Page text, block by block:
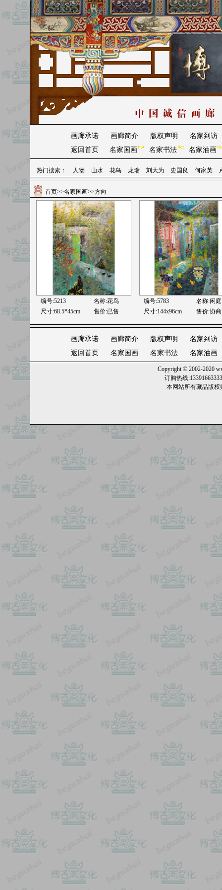
画廊承诺 画廊简介 版权声明
名家到访
返回首页
名家国画 名家书法 名家油画
热门搜索： 人物 山水 花鸟 龙瑞 刘大为 史国良 何家英
首页>>名家国画>>方向
编号:5213
名称:花鸟
尺寸:68.5*45cm
售价:已售
编号:5783 名称:闲庭
尺寸:144x96cm
售价:协商
画廊承诺 画廊简介 版权声明
名家到访
返回首页
名家国画 名家书法 名家油画
Copyright © 2002-2020
订购热线
本网站所有藏品版